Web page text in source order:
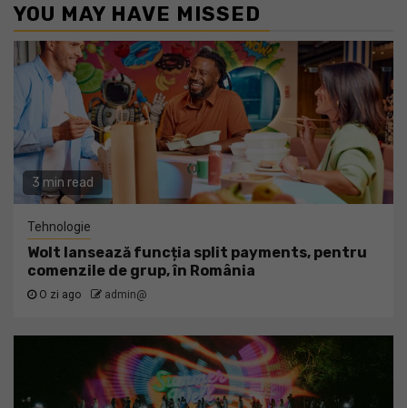
YOU MAY HAVE MISSED
3 min read
Tehnologie
Wolt lansează funcția split payments, pentru
comenzile de grup, în România
O zi ago admin@